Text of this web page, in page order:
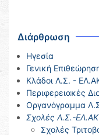
Διάρθρωση
Ηγεσία
Γενική
Κλάδοι Λ.Σ. -
Περιφερειακές
Οργανόγραμμα
Σχολές Λ.Σ.-
Σχολές